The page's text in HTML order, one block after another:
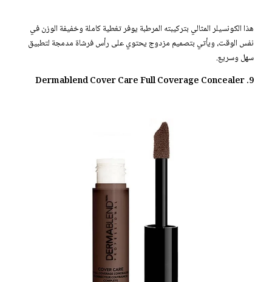
هذا الكونسيلر المثالي بتركيبته المرطبة يوفر تغطية كاملة وخفيفة الوزن في
نفس الوقت، ويأتي بتصميم مزدوج يحتوي على رأس فرشاة مدمجة لتطبيق
سهل وسريع.
9. Dermablend Cover Care Full Coverage Concealer